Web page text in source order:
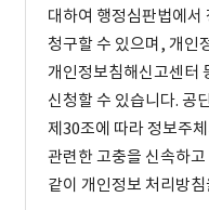
대하여 행정심판법에서
청구할 수 있으며, 개인
개인정보침해신고센터
신청할 수 있습니다. 공
제30조에 따라 정보주
관련한 고충을 신속하
같이 개인정보 처리방